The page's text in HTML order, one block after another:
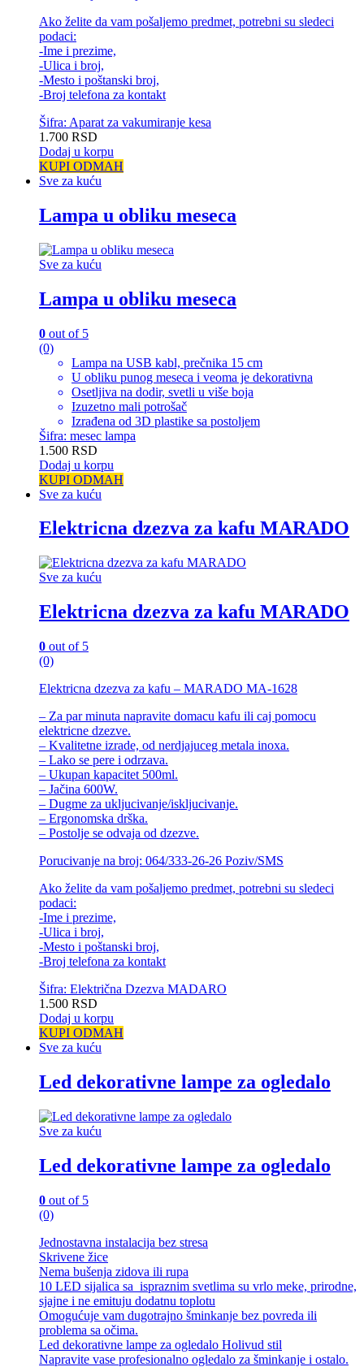
Ako želite da vam pošaljemo predmet, potrebni su sledeci
podaci:
-Ime i prezime,
-Ulica i broj,
-Mesto i poštanski broj,
-Broj telefona za kontakt
Šifra: Aparat za vakumiranje kesa
1.700 RSD
Dodaj u korpu
KUPI ODMAH
Sve za kuću
Lampa u obliku meseca
Sve za kuću
Lampa u obliku meseca
0 out of 5
(0)
Lampa na USB kabl, prečnika 15 cm
U obliku punog meseca i veoma je dekorativna
Osetljiva na dodir, svetli u više boja
Izuzetno mali potrošač
Izrađena od 3D plastike sa postoljem
Šifra: mesec lampa
1.500 RSD
Dodaj u korpu
KUPI ODMAH
Sve za kuću
Elektricna dzezva za kafu MARADO
Sve za kuću
Elektricna dzezva za kafu MARADO
0 out of 5
(0)
Elektricna dzezva za kafu – MARADO MA-1628
– Za par minuta napravite domacu kafu ili caj pomocu
elektricne dzezve.
– Kvalitetne izrade, od nerdjajuceg metala inoxa.
– Lako se pere i odrzava.
– Ukupan kapacitet 500ml.
– Jačina 600W.
– Dugme za ukljucivanje/iskljucivanje.
– Ergonomska drška.
– Postolje se odvaja od dzezve.
Porucivanje na broj: 064/333-26-26 Poziv/SMS
Ako želite da vam pošaljemo predmet, potrebni su sledeci
podaci:
-Ime i prezime,
-Ulica i broj,
-Mesto i poštanski broj,
-Broj telefona za kontakt
Šifra: Električna Dzezva MADARO
1.500 RSD
Dodaj u korpu
KUPI ODMAH
Sve za kuću
Led dekorativne lampe za ogledalo
Sve za kuću
Led dekorativne lampe za ogledalo
0 out of 5
(0)
Jednostavna instalacija bez stresa
Skrivene žice
Nema bušenja zidova ili rupa
10 LED sijalica sa ispraznim svetlima su vrlo meke, prirodne,
sjajne i ne emituju dodatnu toplotu
Omogućuje vam dugotrajno šminkanje bez povreda ili
problema sa očima.
Led dekorativne lampe za ogledalo Holivud stil
Napravite vase profesionalno ogledalo za šminkanje i ostalo.